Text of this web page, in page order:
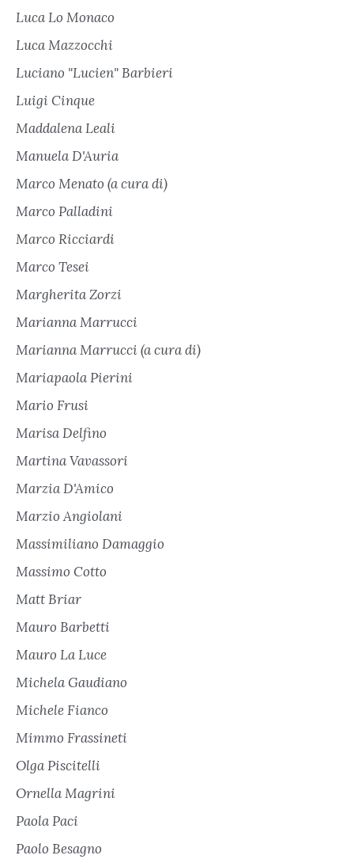
Luca Lo Monaco
Luca Mazzocchi
Luciano "Lucien" Barbieri
Luigi Cinque
Maddalena Leali
Manuela D'Auria
Marco Menato (a cura di)
Marco Palladini
Marco Ricciardi
Marco Tesei
Margherita Zorzi
Marianna Marrucci
Marianna Marrucci (a cura di)
Mariapaola Pierini
Mario Frusi
Marisa Delfino
Martina Vavassori
Marzia D'Amico
Marzio Angiolani
Massimiliano Damaggio
Massimo Cotto
Matt Briar
Mauro Barbetti
Mauro La Luce
Michela Gaudiano
Michele Fianco
Mimmo Frassineti
Olga Piscitelli
Ornella Magrini
Paola Paci
Paolo Besagno